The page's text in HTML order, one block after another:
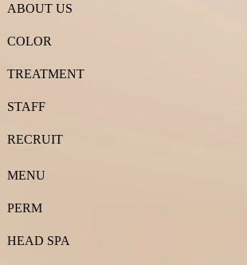
ABOUT US
COLOR
TREATMENT
STAFF
RECRUIT
MENU
PERM
HEAD SPA